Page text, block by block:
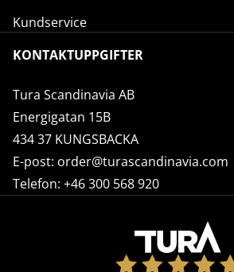
Kundservice
KONTAKTUPPGIFTER
Tura Scandinavia AB
Energigatan 15B
434 37 KUNGSBACKA
E-post: order@turascandinavia.com
Telefon: +46 300 568 920